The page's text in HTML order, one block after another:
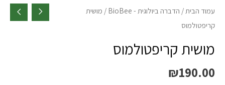
עמוד הבית / הדברה ביולוגית - BioBee
/ מושית
קריפטולמוס
מושית קריפטולמוס
₪190.00